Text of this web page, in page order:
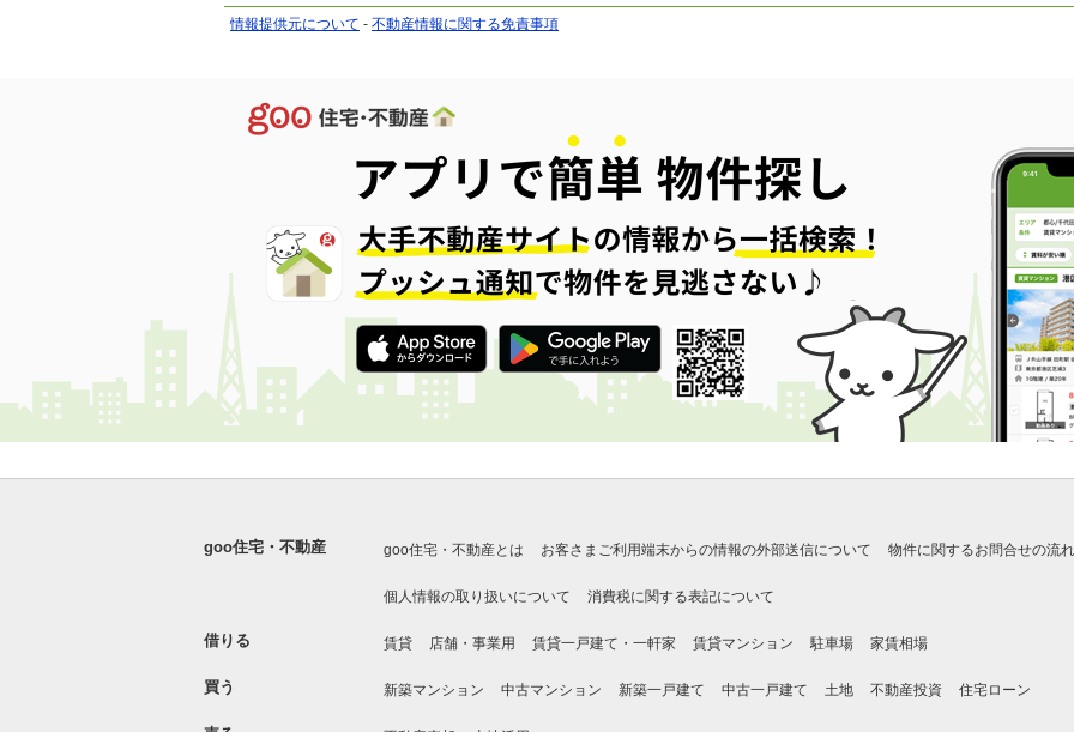
情報提供元について - 不動産情報に関する免責事項
goo住宅・不動産 goo住宅・不動産とは お客さまご利用端末からの情報の外部送信について 物件に関するお問合せの流れ
個人情報の取り扱いについて 消費税に関する表記について
借りる 賃貸 店舗・事業用 賃貸一戸建て・一軒家 賃貸マンション 駐車場 家賃相場
買う 新築マンション 中古マンション 新築一戸建て 中古一戸建て 土地 不動産投資 住宅ローン